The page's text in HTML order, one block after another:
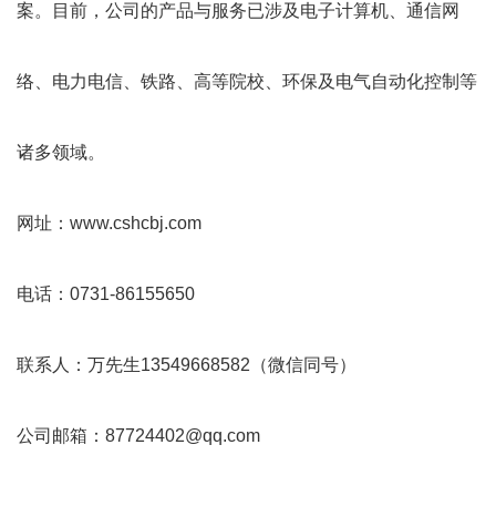
案。目前，公司的产品与服务已涉及电子计算机、通信网
络、电力电信、铁路、高等院校、环保及电气自动化控制等
诸多领域。
网址：www.cshcbj.com
电话：0731-86155650
联系人：万先生13549668582（微信同号）
公司邮箱：87724402@qq.com